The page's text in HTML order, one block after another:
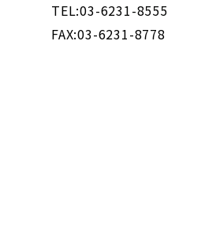
TEL:03-6231-8555
FAX:03-6231-8778